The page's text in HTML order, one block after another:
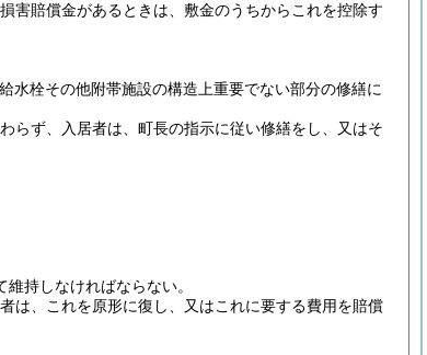
害賠償金があるときは、敷金のうちからこれを控除す
水栓その他附帯施設の構造上重要でない部分の修繕に
らず、入居者は、町長の指示に従い修繕をし、又はそ
持しなければならない。
は、これを原形に復し、又はこれに要する費用を賠償